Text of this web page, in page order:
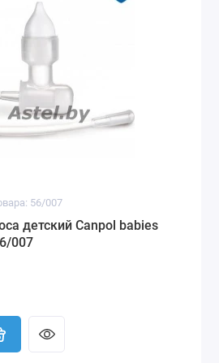
56/007
детский Canpol babies
007